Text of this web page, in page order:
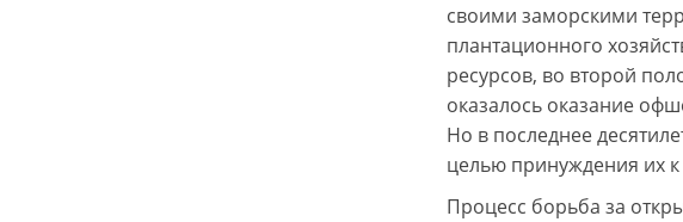
своими заморскими
плантационного
ресурсов, во второй
оказалось оказание
Но в последнее
целью принуждения их к
Процесс борьба за